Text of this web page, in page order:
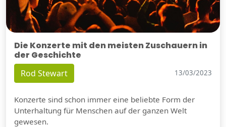
Die Konzerte mit den meisten Zuschauern in
der Geschichte
Rod Stewart 13/03/2023
Konzerte sind schon immer eine beliebte Form der
Unterhaltung für Menschen auf der ganzen Welt
gewesen.